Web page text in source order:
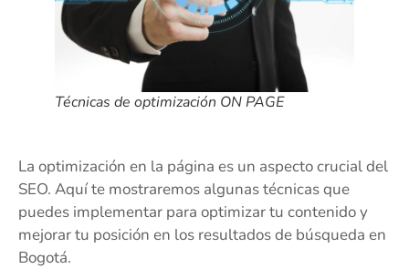
Técnicas de optimización ON PAGE
La optimización en la página es un aspecto crucial del
SEO. Aquí te mostraremos algunas técnicas que
puedes implementar para optimizar tu contenido y
mejorar tu posición en los resultados de búsqueda en
Bogotá.